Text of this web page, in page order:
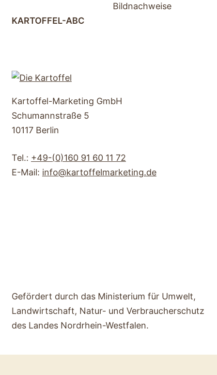
KARTOFFEL-ABC
Bildnachweise
Kartoffel-Marketing GmbH
Schumannstraße 5
10117 Berlin
Tel.: +49-(0)160 91 60 11 72
E-Mail: info@kartoffelmarketing.de
Gefördert durch das Ministerium für Umwelt,
Landwirtschaft, Natur- und Verbraucherschutz
des Landes Nordrhein-Westfalen.